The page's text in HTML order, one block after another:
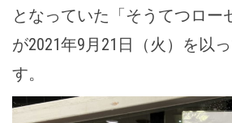
となっていた「そうてつロー
が2021年9月21日（火）を以
す。